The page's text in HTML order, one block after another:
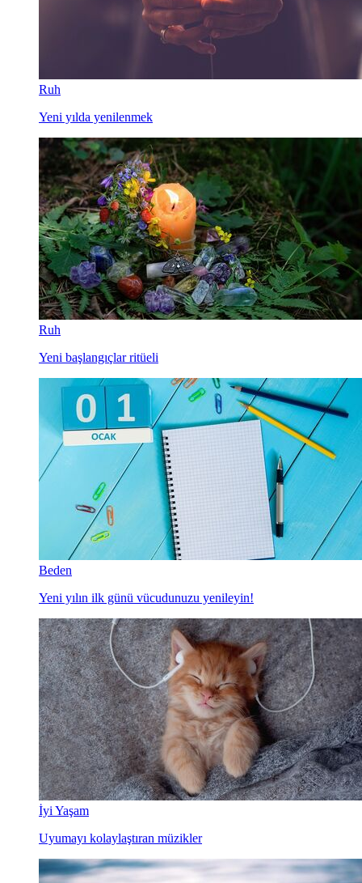
Ruh
Yeni yılda yenilenmek
Ruh
Yeni başlangıçlar ritüeli
Beden
Yeni yılın ilk günü vücudunuzu yenileyin!
İyi Yaşam
Uyumayı kolaylaştıran müzikler